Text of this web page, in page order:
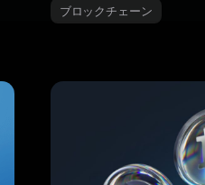
ブロックチェーン